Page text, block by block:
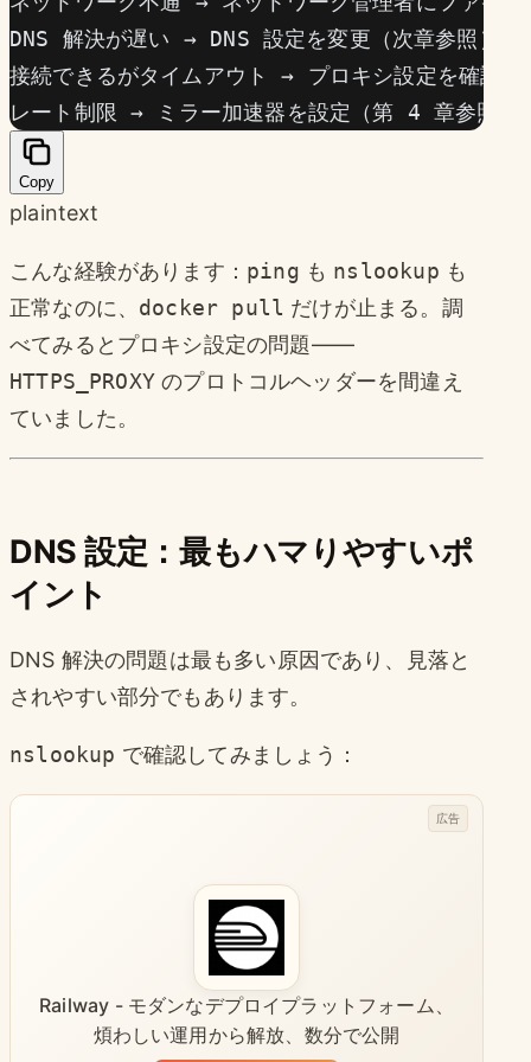
DNS 解決が遅い → DNS 設定を変更（次章参照）
接続できるがタイムアウト → プロキシ設定を確認
レート制限 → ミラー加速器を設定（第 4 章参照）
Copy
plaintext
こんな経験があります： ping も nslookup も
正常なのに、 docker pull だけが止まる。調
べてみるとプロキシ設定の問題——
HTTPS_PROXYのプロトコルヘッダーを間違え
ていました。
DNS 設定：最もハマりやすいポ
イント
DNS 解決の問題は最も多い原因であり、見落と
されやすい部分でもあります。
nslookup で確認してみましょう：
Railway - モダンなデプロイプラットフォーム、
煩わしい運用から解放、数分で公開
広告